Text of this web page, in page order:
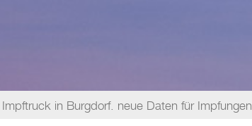
in Burgdorf. neue Daten für Impfungen